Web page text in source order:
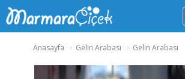
Anasayfa Gelin Arabası Gelin Arabası